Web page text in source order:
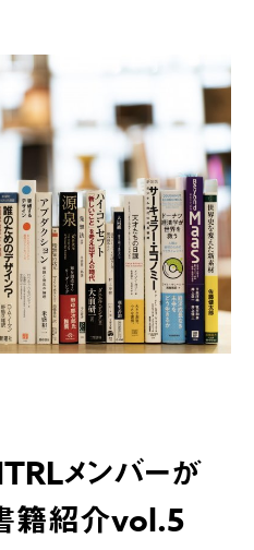
メンバーが
籍紹介vol.5